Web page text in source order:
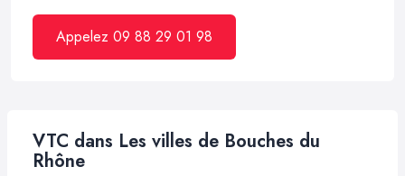
Appelez 09 88 29 01 98
VTC dans Les villes de Bouches du
Rhône